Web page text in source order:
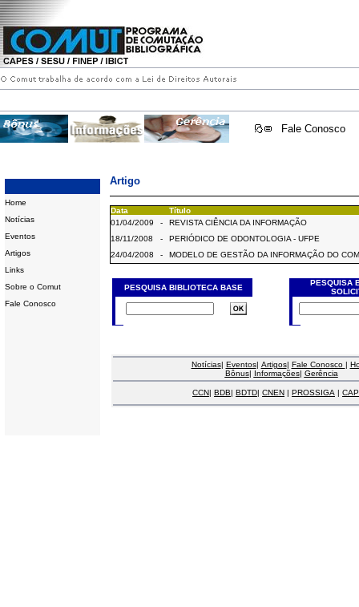
Fale Conosco
Home
Notícias
Eventos
Artigos
Links
Sobre o Comut
Fale Conosco
Artigo
Data
Título
01/04/2009
-
REVISTA CIÊNCIA DA INFORMAÇÃO
18/11/2008
-
PERIÓDICO DE ODONTOLOGIA - UFPE
24/04/2008
- MODELO DE GESTÃO DA INFORMAÇÃO DO
PESQUISA BIBLIOTECA BASE
PESQUISA
Notícias| Eventos| Artigos| Fale Conosco |
Bônus| Informações| Gerência
CCN| BDB| BDTD| CNEN | PROSSIGA |